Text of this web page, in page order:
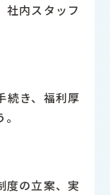
社内スタッフ
続き、福利厚
度の立案、実